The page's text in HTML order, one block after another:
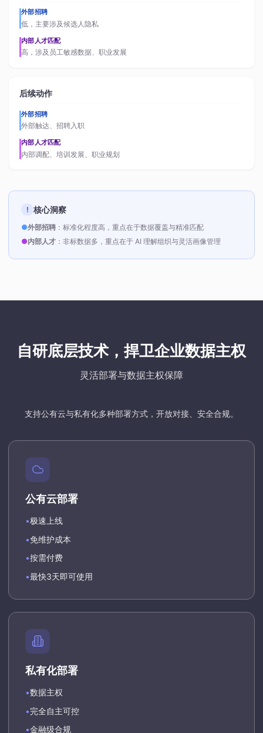
外部招聘
低，主要涉及候选人隐私
内部人才匹配
高，涉及员工敏感数据、职业发展
后续动作
外部招聘
外部触达、招聘入职
内部人才匹配
内部调配、培训发展、职业规划
! 核心洞察
●外部招聘 ：标准化程度高，重点在于数据覆盖与精准匹配
●内部人才 ：非标数据多，重点在于 AI 理解组织与灵活画像管理
自研底层技术，捍卫企业数据主权
灵活部署与数据主权保障
支持公有云与私有化多种部署方式，开放对接、安全合规。
公有云部署
•极速上线
•免维护成本
•按需付费
•最快3天即可使用
私有化部署
•数据主权
•完全自主可控
•金融级合规